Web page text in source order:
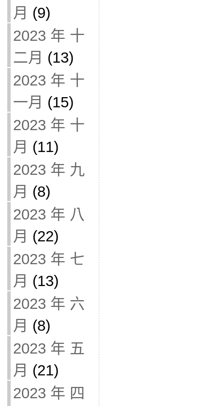
月 (9)
2023 年 十
二月 (13)
2023 年 十
一月 (15)
2023 年 十
月 (11)
2023 年 九
月 (8)
2023 年 八
月 (22)
2023 年 七
月 (13)
2023 年 六
月 (8)
2023 年 五
月 (21)
2023 年 四